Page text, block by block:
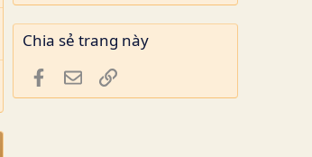
Chia sẻ trang này
Facebook
EmailLink